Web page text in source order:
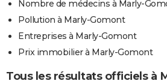
Nombre de médecins à Marly-
Pollution à Marly-Gomont
Entreprises à Marly-Gomont
Prix immobilier à Marly-Gomont
Tous les résultats officiels à